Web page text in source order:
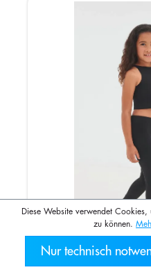
Diese Website verwendet
zu können.
Nur technisch